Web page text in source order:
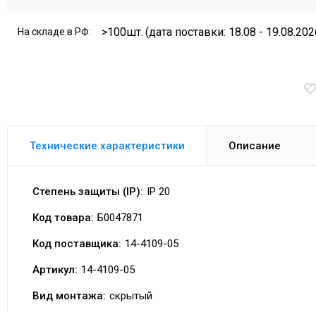
На складе в РФ: >100шт. (дата поставки: 18.08 -
Технические характеристики Описание
Степень защиты (IP): IP 20
Код товара: Б0047871
Код поставщика: 14-4109-05
Артикул: 14-4109-05
Вид монтажа: скрытый